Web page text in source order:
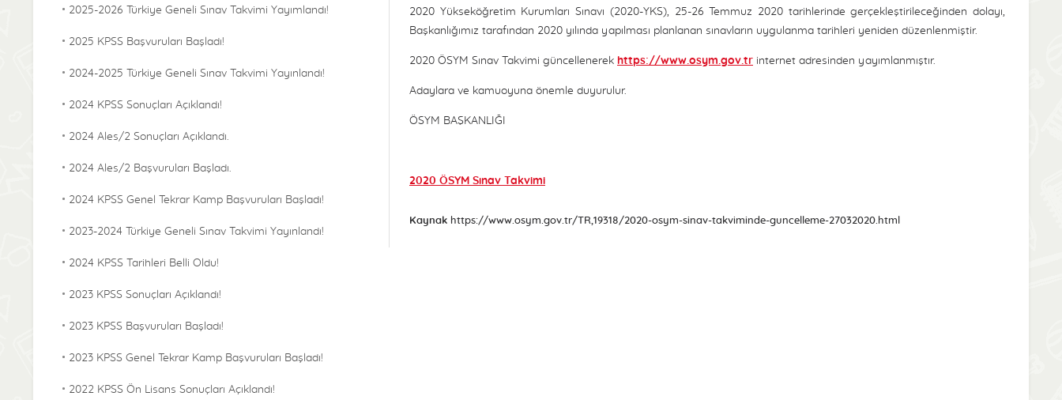
2025-2026 Türkiye Geneli Sınav Takvimi Yayımlandı!
2025 KPSS Başvuruları Başladı!
2024-2025 Türkiye Geneli Sınav Takvimi Yayınlandı!
2024 KPSS Sonuçları Açıklandı!
2024 Ales/2 Sonuçları Açıklandı.
2024 Ales/2 Başvuruları Başladı.
2024 KPSS Genel Tekrar Kamp Başvuruları Başladı!
2023-2024 Türkiye Geneli Sınav Takvimi Yayınlandı!
2024 KPSS Tarihleri Belli Oldu!
2023 KPSS Sonuçları Açıklandı!
2023 KPSS Başvuruları Başladı!
2023 KPSS Genel Tekrar Kamp Başvuruları Başladı!
2022 KPSS Ön Lisans Sonuçları Açıklandı!
2020 Yükseköğretim Kurumları Sınavı (2020-YKS), 25-26 Temmuz 2020 tarihlerinde gerçekleştirileceğinden dolayı,
Başkanlığımız tarafından 2020 yılında yapılması planlanan sınavların uygulanma tarihleri yeniden düzenlenmiştir.
2020 ÖSYM Sınav Takvimi güncellenerek https://www.osym.gov.tr internet adresinden yayımlanmıştır.
Adaylara ve kamuoyuna önemle duyurulur.
ÖSYM BAŞKANLIĞI
2020 ÖSYM Sınav Takvimi
Kaynak https://www.osym.gov.tr/TR,19318/2020-osym-sinav-takviminde-guncelleme-27032020.html